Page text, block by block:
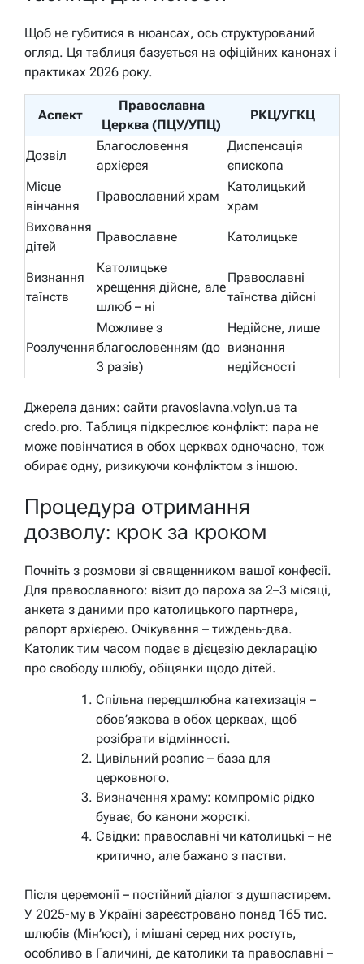
Щоб не губитися в нюансах, ось структурований
огляд. Ця таблиця базується на офіційних канонах і
практиках 2026 року.
Аспект
Православна
Церква (ПЦУ/УПЦ)
РКЦ/УГКЦ
Дозвіл
Благословення
архієрея
Диспенсація
єпископа
Місце
вінчання
Православний храм
Католицький
храм
Виховання
дітей
Православне Католицьке
Визнання
таїнств
Католицьке
хрещення дійсне, але
шлюб – ні
Православні
таїнства дійсні
Розлучення
Можливе з
благословенням (до
3 разів)
Недійсне, лише
визнання
недійсності
Джерела даних: сайти pravoslavna.volyn.ua та
credo.pro. Таблиця підкреслює конфлікт: пара не
може повінчатися в обох церквах одночасно, тож
обирає одну, ризикуючи конфліктом з іншою.
Процедура отримання
дозволу: крок за кроком
Почніть з розмови зі священником вашої конфесії.
Для православного: візит до пароха за 2–3 місяці,
анкета з даними про католицького партнера,
рапорт архієрею. Очікування – тиждень-два.
Католик тим часом подає в дієцезію декларацію
про свободу шлюбу, обіцянки щодо дітей.
Спільна передшлюбна катехизація –
обов’язкова в обох церквах, щоб
розібрати відмінності.
Цивільний розпис – база для
церковного.
Визначення храму: компроміс рідко
буває, бо канони жорсткі.
Свідки: православні чи католицькі – не
критично, але бажано з пастви.
Після церемонії – постійний діалог з душпастирем.
У 2025-му в Україні зареєстровано понад 165 тис.
шлюбів (Мін’юст), і мішані серед них ростуть,
особливо в Галичині, де католики та православні –